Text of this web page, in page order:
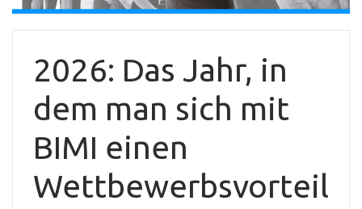
2026: Das Jahr, in
dem man sich mit
BIMI einen
Wettbewerbsvorteil